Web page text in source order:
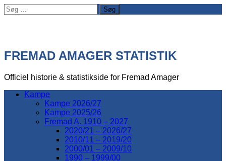
Søg
efter:
FREMAD AMAGER STATISTIK
Officiel historie & statistikside for Fremad Amager
Kampe
Kampe 2026/27
Kampe 2025/26
Fremad A. 1910 – 2027
2020/21 – 2026/27
2010/11 – 2019/20
2000/01 – 2009/10
1990 – 1999/00